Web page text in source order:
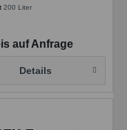
200 Liter
auf Anfrage
Details